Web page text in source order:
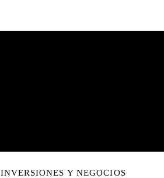
INVERSIONES Y NEGOCIOS